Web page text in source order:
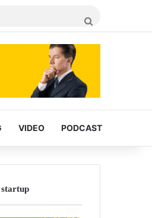
VIDEO PODCAST